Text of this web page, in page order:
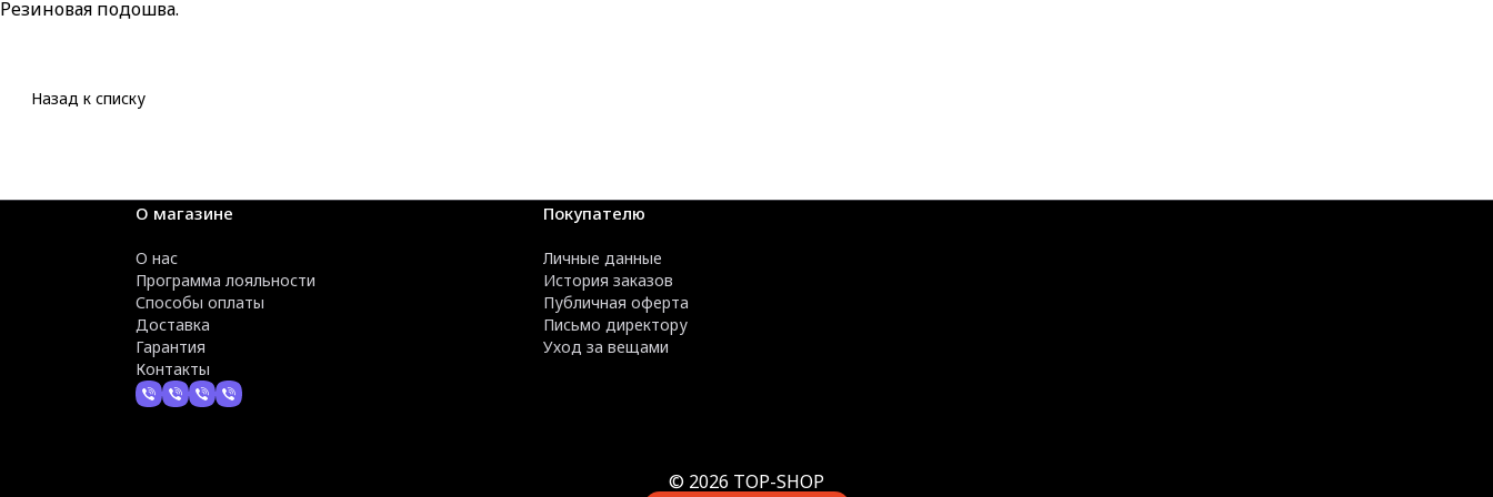
Резиновая подошва.
Назад к списку
О магазине
О нас
Программа лояльности
Способы оплаты
Доставка
Гарантия
Контакты
Покупателю
Личные данные
История заказов
Публичная оферта
Письмо директору
Уход за вещами
© 2026 TOP-SHOP